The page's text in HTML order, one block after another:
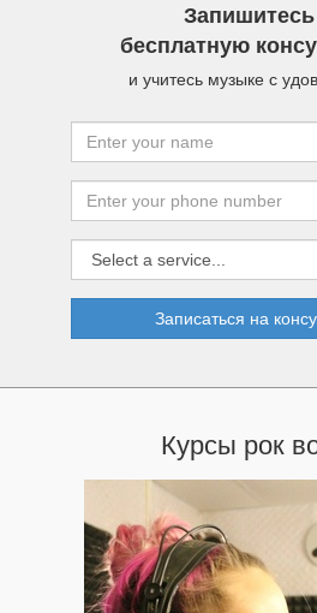
бесплатную
и учитесь музыке с
Записаться на
Курсы рок